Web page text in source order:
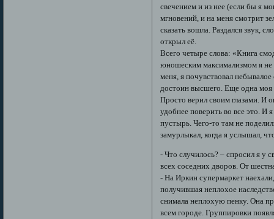
свечением и из нее (если бы я
мгновений, и на меня смотрит
сказать вошла. Раздался звук,
открыл её.
Всего четыре слова: «Книга
юношеским максимализмом я не
меня, я почувствовал
достоин высшего. Еще одна моя
Просто верил своим глазами. И
удобнее поверить во все это. И
пустырь. Чего-то там не
замурлыкал, когда я услышал,
- Что случилось? – спросил я у
всех соседних дворов. От
- На Иркин супермаркет
получившая неплохое
снимала неплохую пенку. Она
всем городе. Группировки